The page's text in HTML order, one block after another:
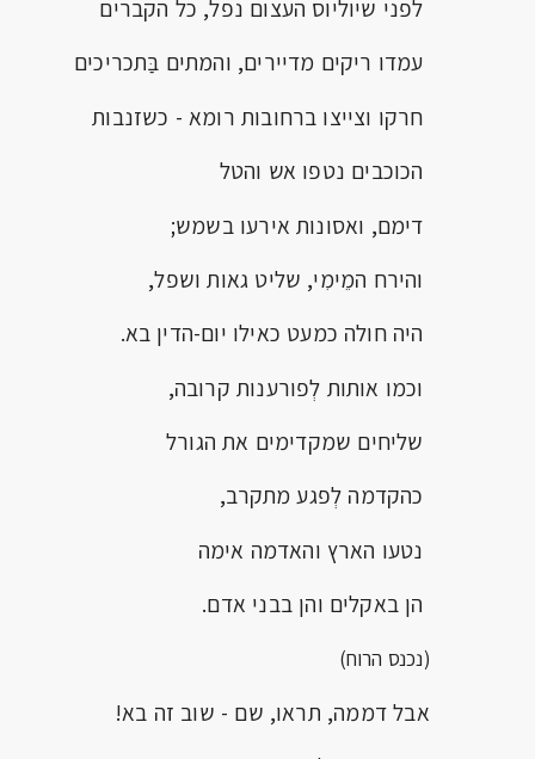
לפני שיוליוס העצום נפל, כל הקברים
עמדו ריקים מדיירים, והמתים בַּתכריכים
חרקו וצייצו ברחובות רומא - כשזנבות
הכוכבים נטפו אש והטל
דימם, ואסונות אירעו בשמש;
והירח המֵימִי, שליט גאות ושפל,
היה חולה כמעט כאילו יום-הדין בא.
וכמו אותות לְפורענות קרובה,
שליחים שמקדימים את הגורל
כהקדמה לְפגע מתקרב,
נטעו הארץ והאדמה אימה
הן באקלים והן בבני אדם.
(נכנס הרוח)
אבל דממה, תראו, שם - שוב זה בא!